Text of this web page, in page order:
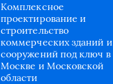
Комплексное
проектирование и
строительство
коммерческих зданий и
сооружений под ключ в
Москве и Московской
области